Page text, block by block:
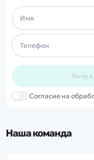
Хочу
Cогласие на
Наша команда